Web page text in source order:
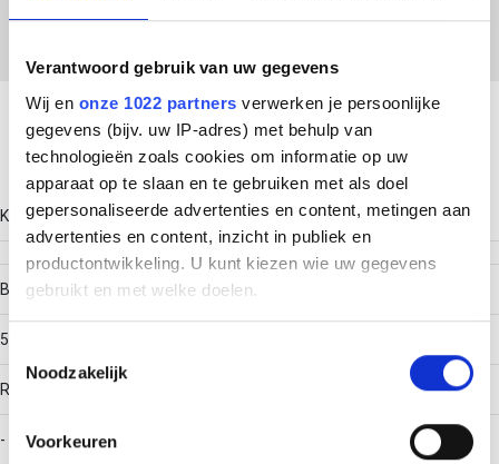
Verantwoord gebruik van uw gegevens
Wij en onze 1022 partners verwerken je persoonlijke
gegevens (bijv. uw IP-adres) met behulp van
technologieën zoals cookies om informatie op uw
apparaat op te slaan en te gebruiken met als doel
gepersonaliseerde advertenties en content, metingen aan
advertenties en content, inzicht in publiek en
productontwikkeling. U kunt kiezen wie uw gegevens
gebruikt en met welke doelen.
Informatie verzamelen over uw geografische locatie,
Uw apparaat identificeren door het actief te scannen
op specifieke eigenschappen (fingerprinting)
Noodzakelijk
Voorkeuren
Download productsheet
Technische gegevens
Kleur
Breedte
50
RAL-nummer
-